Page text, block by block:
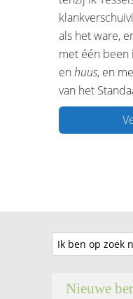
als het ware,
met één been
enhuus, en
van het
Nieuwe